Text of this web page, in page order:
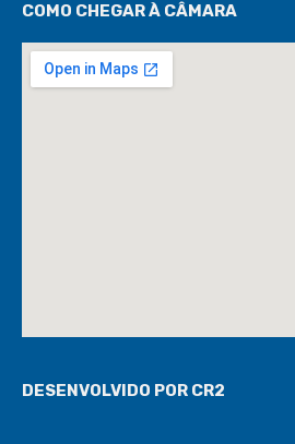
COMO CHEGAR À CÂMARA
DESENVOLVIDO POR CR2